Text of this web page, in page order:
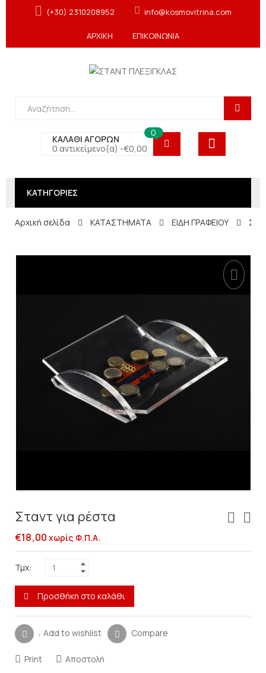
(+30) 2310208952 info@kosmovitrina.com
ΑΡΧΙΚΗ ΕΠΙΚΟΙΝΩΝΙΑ
ΚΑΛΑΘΙ ΑΓΟΡΩΝ
0 αντικείμενο(α) -€0,00
0
ΚΑΤΗΓΟΡΙΕΣ
Αρχική σελίδα ΚΑΤΑΣΤΗΜΑΤΑ ΕΙΔΗ ΓΡΑΦΕΙΟΥ
Σταντ για ρέστα
€18,00 χωρίς Φ.Π.Α.
Τμχ:
Προσθήκη στο καλάθι
Add to wishlist Compare
Print
Αποστολή